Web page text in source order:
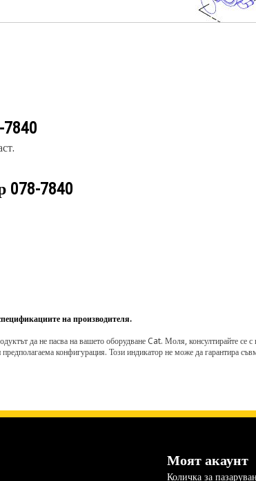
7840
078-7840
на производителя.
да не пасва на вашето оборудване Cat. Моля, консултирайте се
конфигурация. Този индикатор не може да гарантира
Моят акаунт
Количка за